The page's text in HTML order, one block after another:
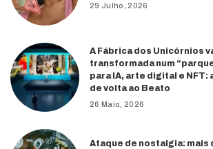
29 Julho, 2026
A Fábrica dos Unicórnios
transformada num
para IA, arte digital e NFT:
de volta ao Beato
26 Maio, 2026
Ataque de nostalgia: mais